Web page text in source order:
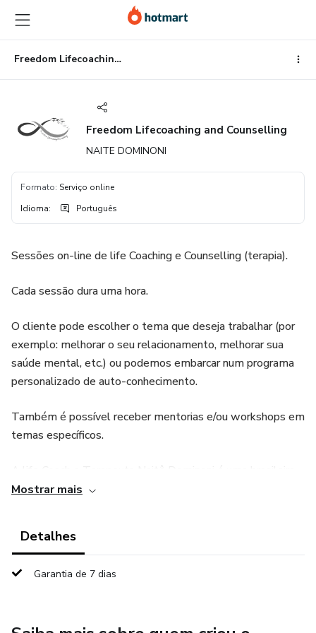
para
o
conteúdo
principal
para
o
pagamento
para
o
rodapé
Freedom Lifecoaching and Counselling
Freedom Lifecoaching and Counselling
NAITE DOMINONI
Formato: Serviço online
Idioma: Português
Sessões on-line de life Coaching e Counselling (terapia).
Cada sessão dura uma hora.
O cliente pode escolher o tema que deseja trabalhar (por
exemplo: melhorar o seu relacionamento, melhorar sua
saúde mental, etc.) ou podemos embarcar num programa
personalizado de auto-conhecimento.
Também é possível receber mentorias e/ou workshops em
temas específicos.
que mora na Holanda há mais de cinco anos. Ela é casada e
Ela também já morou nos Estados Unidos e Chile.
Naitê tem sido capaz de realizar profundas transformações
Mostrar mais
Detalhes
Garantia de 7 dias